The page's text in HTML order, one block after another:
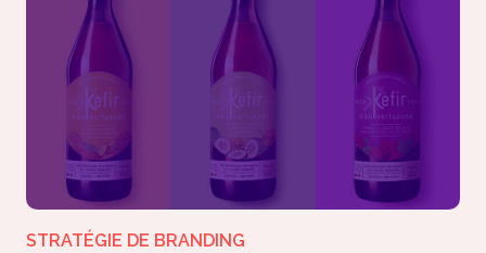
STRATÉGIE DE BRANDING